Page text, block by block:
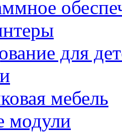
для
мебель
модули